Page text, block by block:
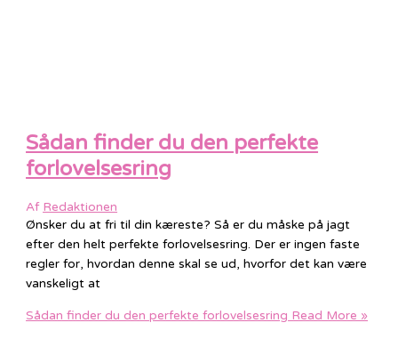
Sådan finder du den perfekte
forlovelsesring
Af Redaktionen
Ønsker du at fri til din kæreste? Så er du måske på jagt
efter den helt perfekte forlovelsesring. Der er ingen faste
regler for, hvordan denne skal se ud, hvorfor det kan være
vanskeligt at
Sådan finder du den perfekte forlovelsesring Read More »